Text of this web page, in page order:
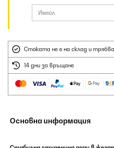
Стоката не е на склад и
14 дни за връщане
Основна информация